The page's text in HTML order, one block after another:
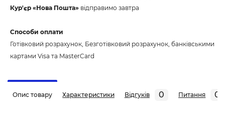
Кур'єр «Нова Пошта» відправимо завтра
Способи оплати
Готівковий розрахунок, Безготівковий розрахунок, банківськими
картами Visa та MasterCard
Опис товару Характеристики Відгуків 0 Питання 0